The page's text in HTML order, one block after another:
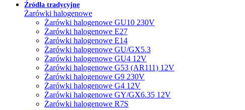
Źródła tradycyjne
Żarówki halogenowe
Żarówki halogenowe GU10 230V
Żarówki halogenowe E27
Żarówki halogenowe E14
Żarówki halogenowe GU/GX5.3
Żarówki halogenowe GU4 12V
Żarówki halogenowe G53 (AR111) 12V
Żarówki halogenowe G9 230V
Żarówki halogenowe G4 12V
Żarówki halogenowe GY/GX6.35 12V
Żarówki halogenowe R7S